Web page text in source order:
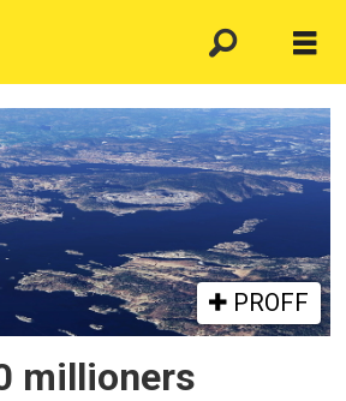
PROFF
millioners